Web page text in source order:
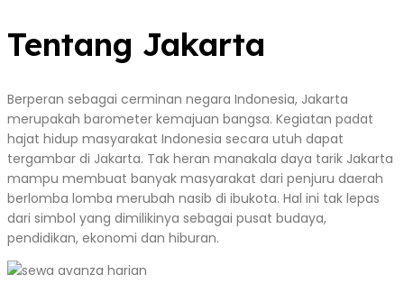
Tentang Jakarta
Berperan sebagai cerminan negara Indonesia, Jakarta
merupakah barometer kemajuan bangsa. Kegiatan padat
hajat hidup masyarakat Indonesia secara utuh dapat
tergambar di Jakarta. Tak heran manakala daya tarik Jakarta
mampu membuat banyak masyarakat dari penjuru daerah
berlomba lomba merubah nasib di ibukota. Hal ini tak lepas
dari simbol yang dimilikinya sebagai pusat budaya,
pendidikan, ekonomi dan hiburan.